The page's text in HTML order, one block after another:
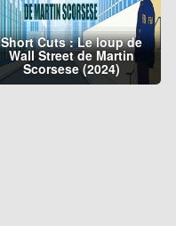
Short Cuts : Le loup de
Wall Street de Martin
Scorsese (2024)